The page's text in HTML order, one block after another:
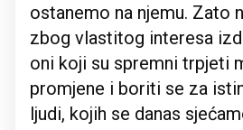
ostanemo na njemu. Zato
zbog vlastitog interesa
oni koji su spremni trpjeti
promjene i boriti se za
ljudi, kojih se danas